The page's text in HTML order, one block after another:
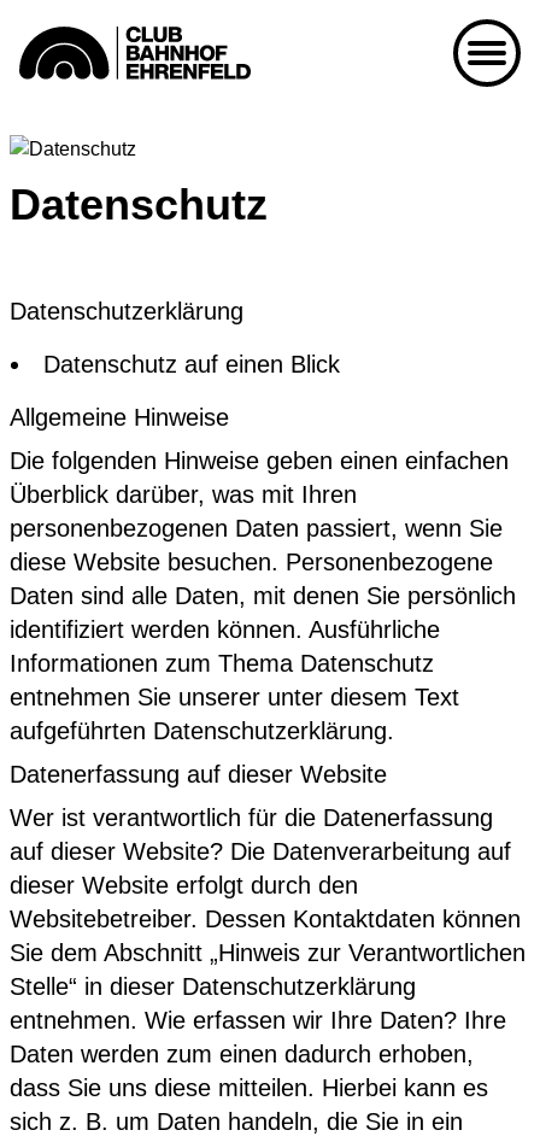
Datenschutz
Datenschutz­erklärung
Datenschutz auf einen Blick
Allgemeine Hinweise
Die folgenden Hinweise geben einen einfachen
Überblick darüber, was mit Ihren
personenbezogenen Daten passiert, wenn Sie
diese Website besuchen. Personenbezogene
Daten sind alle Daten, mit denen Sie persönlich
identifiziert werden können. Ausführliche
Informationen zum Thema Datenschutz
entnehmen Sie unserer unter diesem Text
aufgeführten Datenschutzerklärung.
Datenerfassung auf dieser Website
Wer ist verantwortlich für die Datenerfassung
auf dieser Website? Die Datenverarbeitung auf
dieser Website erfolgt durch den
Websitebetreiber. Dessen Kontaktdaten können
Sie dem Abschnitt „Hinweis zur Verantwortlichen
Stelle“ in dieser Datenschutzerklärung
entnehmen. Wie erfassen wir Ihre Daten? Ihre
Daten werden zum einen dadurch erhoben,
dass Sie uns diese mitteilen. Hierbei kann es
sich z. B. um Daten handeln, die Sie in ein
Party
YUCA
08.08.26 Korken & Klub - Day Affair
Sip and Thrift
Club Bahnhof Ehrenfeld
Culture Event
14.08.26 Korken & Klub - Afterwork
Club Bahnhof Ehrenfeld